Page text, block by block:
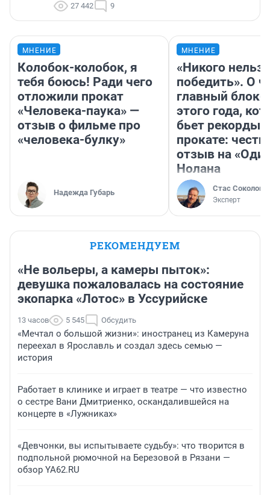
27 442 9
МНЕНИЕ
Колобок-колобок, я
тебя боюсь! Ради чего
отложили прокат
«Человека-паука» —
отзыв о фильме про
«человека-булку»
Надежда Губарь
МНЕНИЕ
«Никого нельзя
победить». О
главный
этого года,
бьет рекорды в
прокате:
отзыв на
Нолана
Стас Соколов
Эксперт
РЕКОМЕНДУЕМ
«Не вольеры, а камеры пыток»:
девушка пожаловалась на состояние
экопарка «Лотос» в Уссурийске
13 часов 5 545 Обсудить
«Мечтал о большой жизни»: иностранец из Камеруна
переехал в Ярославль и создал здесь семью —
история
Работает в клинике и играет в театре — что известно
о сестре Вани Дмитриенко, оскандалившейся на
концерте в «Лужниках»
«Девчонки, вы испытываете судьбу»: что творится в
подпольной рюмочной на Березовой в Рязани —
обзор YA62.RU